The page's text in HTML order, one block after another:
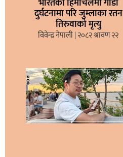
भारतको हिमाचलमा गाडी
दुर्घटनामा परि जुम्लाका रतन
तिरुवाको मृत्यु
विवेन्द्र नेपाली २०८२ श्रावण २२